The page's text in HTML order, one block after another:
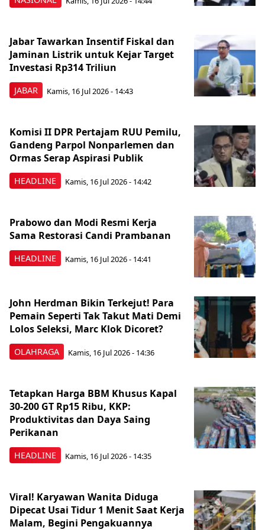
JABAR
Jabar Tawarkan Insentif Fiskal dan
Jaminan Listrik untuk Kejar Target
Investasi Rp314 Triliun
Kamis, 16 Jul 2026 - 14:43
HEADLINE
Komisi II DPR Pertajam RUU Pemilu,
Gandeng Parpol Nonparlemen dan
Ormas Serap Aspirasi Publik
Kamis, 16 Jul 2026 - 14:42
HEADLINE
Prabowo dan Modi Resmi Kerja
Sama Restorasi Candi Prambanan
Kamis, 16 Jul 2026 - 14:41
OLAHRAGA
John Herdman Bikin Terkejut! Para
Pemain Seperti Tak Takut Mati Demi
Lolos Seleksi, Marc Klok Dicoret?
Kamis, 16 Jul 2026 - 14:36
HEADLINE
Tetapkan Harga BBM Khusus Kapal
30-200 GT Rp15 Ribu, KKP:
Produktivitas dan Daya Saing
Perikanan
Kamis, 16 Jul 2026 - 14:35
Viral! Karyawan Wanita Diduga
Dipecat Usai Tidur 1 Menit Saat Kerja
Malam, Begini Pengakuannya